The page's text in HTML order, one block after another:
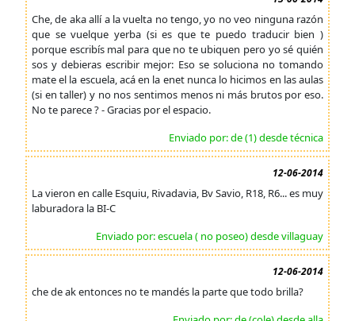
Che, de aka allí a la vuelta no tengo, yo no veo ninguna razón
que se vuelque yerba (si es que te puedo traducir bien )
porque escribís mal para que no te ubiquen pero yo sé quién
sos y debieras escribir mejor: Eso se soluciona no tomando
mate el la escuela, acá en la enet nunca lo hicimos en las aulas
(si en taller) y no nos sentimos menos ni más brutos por eso.
No te parece ? - Gracias por el espacio.
Enviado por: de (1) desde técnica
12-06-2014
La vieron en calle Esquiu, Rivadavia, Bv Savio, R18, R6... es muy
laburadora la BI-C
Enviado por: escuela ( no poseo) desde villaguay
12-06-2014
che de ak entonces no te mandés la parte que todo brilla?